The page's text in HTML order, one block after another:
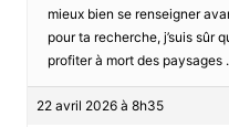
mieux bien se renseigner
pour ta recherche, j’suis sûr
profiter à mort des paysages .
22 avril 2026 à 8h35